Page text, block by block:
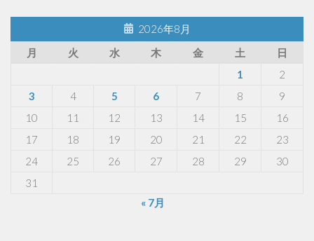
2026年8月
月
火 水 木 金 土
日
1
2
3
4 5 6 7 8
9
10
11 12 13 14 15
16
17
18 19 20 21 22
23
24
25 26 27 28 29
30
31
« 7月